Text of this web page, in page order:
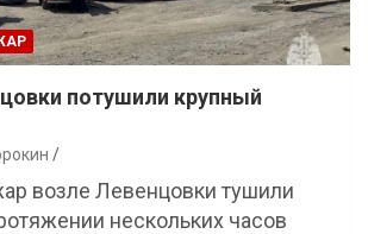
потушили крупный
возле Левенцовки тушили
нескольких часов